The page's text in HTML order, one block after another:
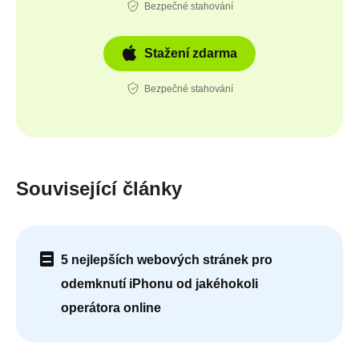
Bezpečné stahování
Stažení zdarma
Bezpečné stahování
Související články
5 nejlepších webových stránek pro
odemknutí iPhonu od jakéhokoli
operátora online